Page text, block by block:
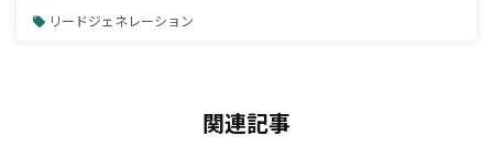
リードジェネレーション
関連記事